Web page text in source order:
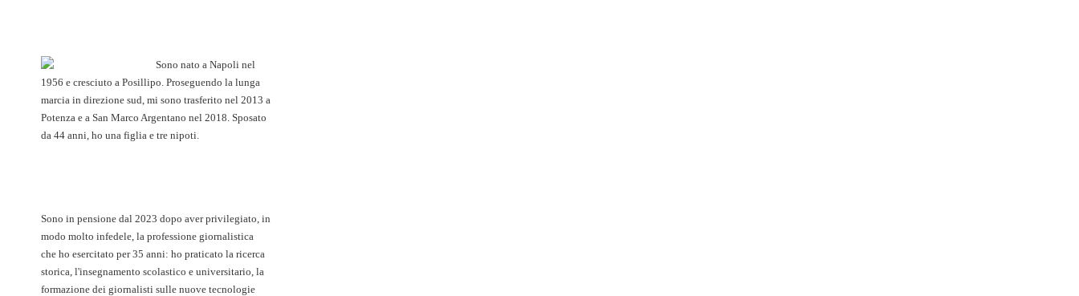
Sono nato a Napoli nel
1956 e cresciuto a Posillipo. Proseguendo la lunga
marcia in direzione sud, mi sono trasferito nel 2013 a
Potenza e a San Marco Argentano nel 2018. Sposato
da 44 anni, ho una figlia e tre nipoti.
Sono in pensione dal 2023 dopo aver privilegiato, in
modo molto infedele, la professione giornalistica
che ho esercitato per 35 anni: ho praticato la ricerca
storica, l'insegnamento scolastico e universitario, la
formazione dei giornalisti sulle nuove tecnologie